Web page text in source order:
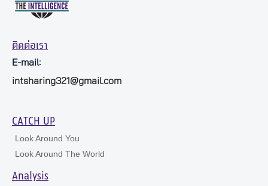
ติดต่อเรา
E-mail:
intsharing321@gmail.com
CATCH UP
Look Around You
Look Around The World
Analysis